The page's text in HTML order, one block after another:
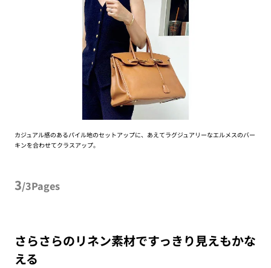
カジュアル感のあるパイル地のセットアップに、あえてラグジュアリーなエルメスのバー
キンを合わせてクラスアップ。
3/3Pages
さらさらのリネン素材ですっきり見えもかな
える